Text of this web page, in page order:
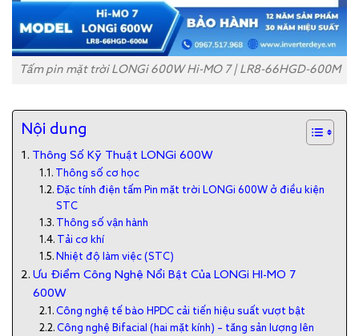
Tấm pin mặt trời LONGi 600W Hi-MO 7 | LR8-66HGD-600M
Nội dung
Thông Số Kỹ Thuật LONGi 600W
Thông số cơ học
Đặc tính điện tấm Pin mặt trời LONGi 600W ở điều kiện
STC
Thông số vận hành
Tải cơ khí
Nhiệt độ làm việc (STC)
Ưu Điểm Công Nghệ Nổi Bật Của LONGi HI-MO 7
600W
Công nghệ tế bào HPDC cải tiến hiệu suất vượt bật
Công nghệ Bifacial (hai mặt kính) – tăng sản lượng lên